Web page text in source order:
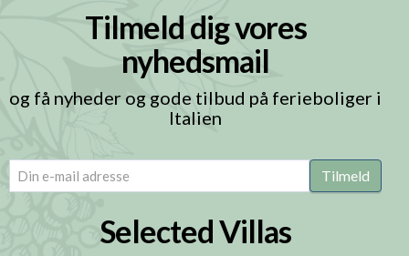
Tilmeld dig vores
nyhedsmail
og få nyheder og gode tilbud på ferieboliger i
Italien
email (Påkrævet) Tilmeld
Selected Villas